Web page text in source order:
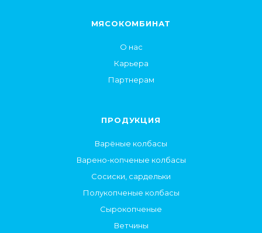
МЯСОКОМБИНАТ
О нас
Карьера
Партнерам
ПРОДУКЦИЯ
Варёные колбасы
Варено-копченые колбасы
Сосиски, сардельки
Полукопченые колбасы
Сырокопченые
Ветчины